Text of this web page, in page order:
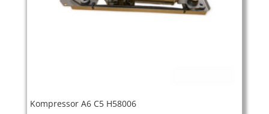
Kompressor A6 C5 H58006